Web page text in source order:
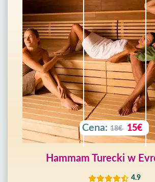
Cena: 18€ 15€
Hammam Turecki w
4.9